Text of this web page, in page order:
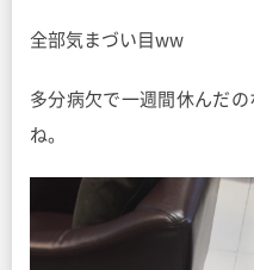
全部気まづい目ww
多分病欠で一週間休んだ
ね。